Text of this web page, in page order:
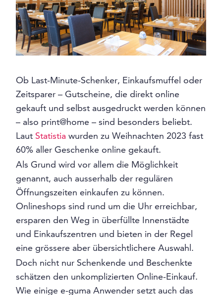
Ob Last-Minute-Schenker, Einkaufsmuffel oder
Zeitsparer – Gutscheine, die direkt online
gekauft und selbst ausgedruckt werden können
– also print@home – sind besonders beliebt.
Laut Statistia wurden zu Weihnachten 2023 fast
60% aller Geschenke online gekauft.
Als Grund wird vor allem die Möglichkeit
genannt, auch ausserhalb der regulären
Öffnungszeiten einkaufen zu können.
Onlineshops sind rund um die Uhr erreichbar,
ersparen den Weg in überfüllte Innenstädte
und Einkaufszentren und bieten in der Regel
eine grössere aber übersichtlichere Auswahl.
Doch nicht nur Schenkende und Beschenkte
schätzen den unkomplizierten Online-Einkauf.
Wie einige e-guma Anwender setzt auch das